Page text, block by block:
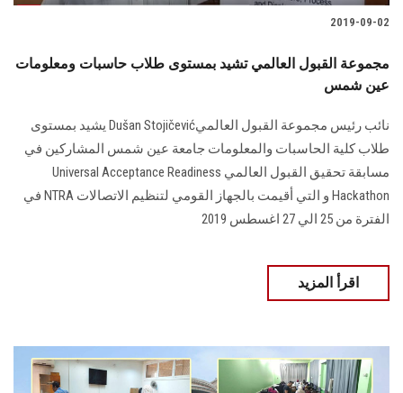
2019-09-02
مجموعة القبول العالمي تشيد بمستوى طلاب حاسبات ومعلومات
عين شمس
نائب رئيس مجموعة القبول العالميDušan Stojičević يشيد بمستوى
طلاب كلية الحاسبات والمعلومات جامعة عين شمس المشاركين في
مسابقة تحقيق القبول العالمي Universal Acceptance Readiness
Hackathon و التي أقيمت بالجهاز القومي لتنظيم الاتصالات NTRA في
الفترة من 25 الي 27 اغسطس 2019
اقرأ المزيد